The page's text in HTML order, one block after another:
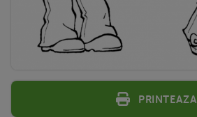
Printeaza